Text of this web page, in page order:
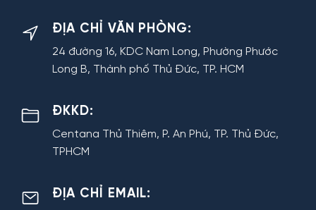
ĐỊA CHỈ VĂN PHÒNG:
24 đường 16, KDC Nam Long, Phường Phước
Long B, Thành phố Thủ Đức, TP. HCM
ĐKKD:
Centana Thủ Thiêm, P. An Phú, TP. Thủ Đức,
TPHCM
ĐỊA CHỈ EMAIL: